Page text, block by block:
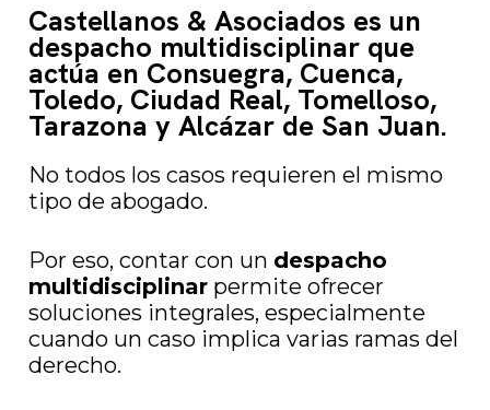
Castellanos & Asociados es un
despacho multidisciplinar que
actúa en Consuegra, Cuenca,
Toledo, Ciudad Real, Tomelloso,
Tarazona y Alcázar de San Juan.
No todos los casos requieren el mismo
tipo de abogado.
Por eso, contar con un despacho
multidisciplinar permite ofrecer
soluciones integrales, especialmente
cuando un caso implica varias ramas del
derecho.